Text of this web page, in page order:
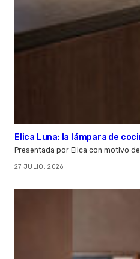
Elica Luna: la lámpara de
Presentada por Elica con motivo
27 JULIO, 2026